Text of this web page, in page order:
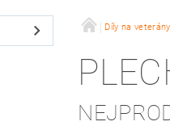
Díly na veterány